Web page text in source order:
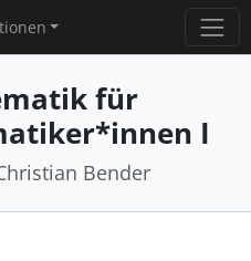
für
I
Bender